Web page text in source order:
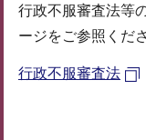
行政不服審査法等
ージをご参照くだ
行政不服審査法